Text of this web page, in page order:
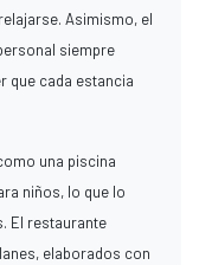
Asimismo, el
siempre
que cada estancia
una piscina
niños, lo que lo
El restaurante
elaborados con